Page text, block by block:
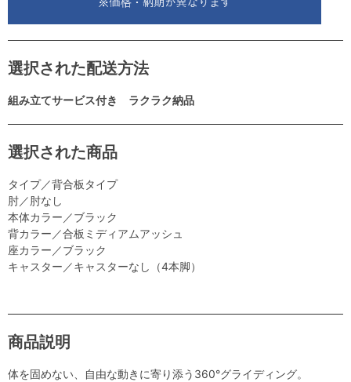
選択された配送方法
組み立てサービス付き ラクラク納品
選択された商品
タイプ／背合板タイプ
肘／肘なし
本体カラー／ブラック
背カラー／合板ミディアムアッシュ
座カラー／ブラック
キャスター／キャスターなし（4本脚）
商品説明
体を固めない、自由な動きに寄り添う360°グライディング。